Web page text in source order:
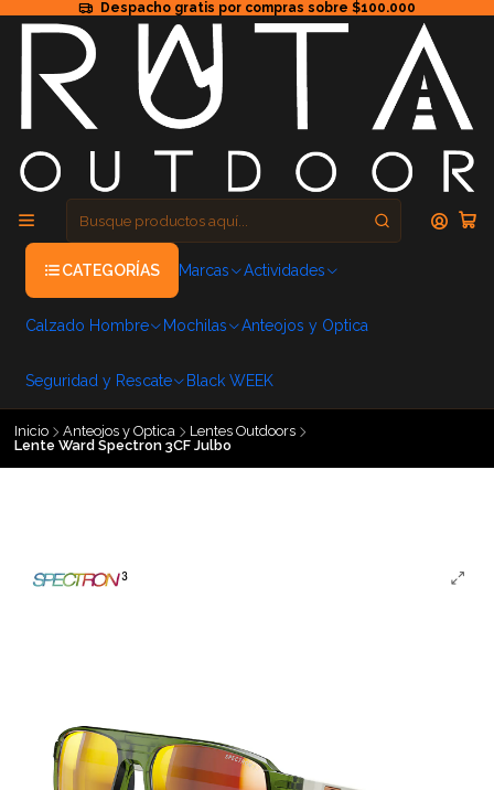
Despacho gratis por compras sobre $100.000
CATEGORÍAS Marcas Actividades
Calzado Hombre Mochilas Anteojos y Optica
Seguridad y Rescate Black WEEK
Inicio Anteojos y Optica
Lentes Outdoors
Lente Ward Spectron 3CF Julbo